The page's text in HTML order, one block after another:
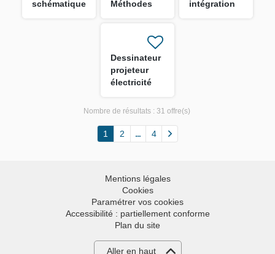
schématique
Méthodes
intégration
Dessinateur
projeteur
électricité
Nombre de résultats : 31 offre(s)
1 2 4
Mentions légales
Cookies
Paramétrer vos cookies
Accessibilité : partiellement conforme
Plan du site
Aller en haut